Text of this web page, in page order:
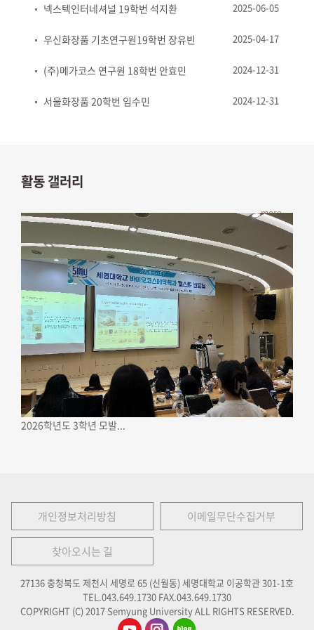
넥스텍인터네셔널 19학번 석지환 2025-06-05
우신화장품 기초연구원19학번 장유빈 2025-04-17
(주)메가코스 연구원 18학번 안효민 2024-12-31
서울화장품 20학번 임수민 2024-12-31
활동 갤러리​
2026학년도 3학년 모발...
more
개인정보처리방침 이메일무단수집거부
찾아오시는 길
27136 충청북도 제천시 세명로 65 (신월동) 세명대학교 이공학관 301-1호
TEL.043.649.1730 FAX.043.649.1730
COPYRIGHT (C) 2017 Semyung University ALL RIGHTS RESERVED.